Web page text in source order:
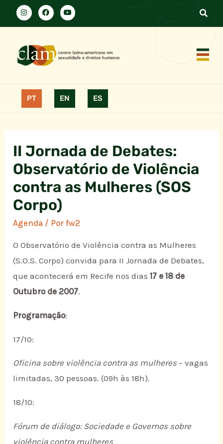
PT EN ES
II Jornada de Debates:
Observatório de Violência
contra as Mulheres (SOS
Corpo)
Agenda / Porfw2
O Observatório de Violência contra as Mulheres
(S.O.S. Corpo) convida para II Jornada de Debates,
que acontecerá em Recife nos dias17 e 18 de
Outubro de 2007.
Programação:
17/10:
Oficina sobre violência contra as mulheres – vagas
limitadas, 30 pessoas. (09h às 18h).
18/10:
Fórum de diálogo: Sociedade e Governos sobre
violência contra mulheres